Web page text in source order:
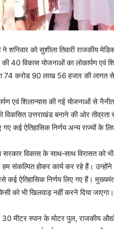
ने शनिवार को सुशीला तिवारी राजकीय
40 विकास योजनाओं का लोकार्पण एवं
74 करोड 90 लाख 56 हजार की लागत
एवं शिलान्यास की गई योजनाओं से
विकसित उत्तराखंड बनाने की ओर तीव्रता
गए कई ऐतिहासिक निर्णय अन्य राज्यों के
विकास के साथ‑साथ विरासत को
संकल्पित होकर कार्य कर रहे हैं।
कई ऐतिहासिक निर्णय लिए गए हैं।
को भी खिलवाड़ नहीं करने दिया जाएगा।
30 मीटर स्पान के मोटर पुल, राजकीय